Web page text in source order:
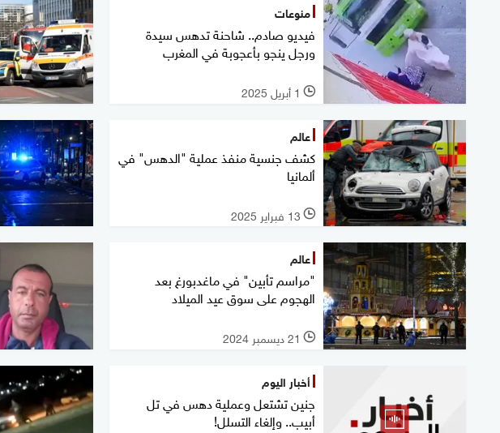
منوعات
فيديو صادم.. شاحنة تدهس سيدة
ورجل ينجو بأعجوبة في المغرب
l 1 أبريل 2025
عالم
كشف جنسية منفذ عملية "الدهس" في
ألمانيا
l 13 فبراير 2025
عالم
"مراسم تأبين" في ماغدبورغ بعد
الهجوم على سوق عيد الميلاد
l 21 ديسمبر 2024
أخبار اليوم
جنين تشتعل وعملية دهس في تل
أبيب.. وإلغاء التسلل!